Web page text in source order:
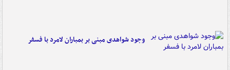
وجود شواهدی مبنی بر بمباران لامرد با فسفر